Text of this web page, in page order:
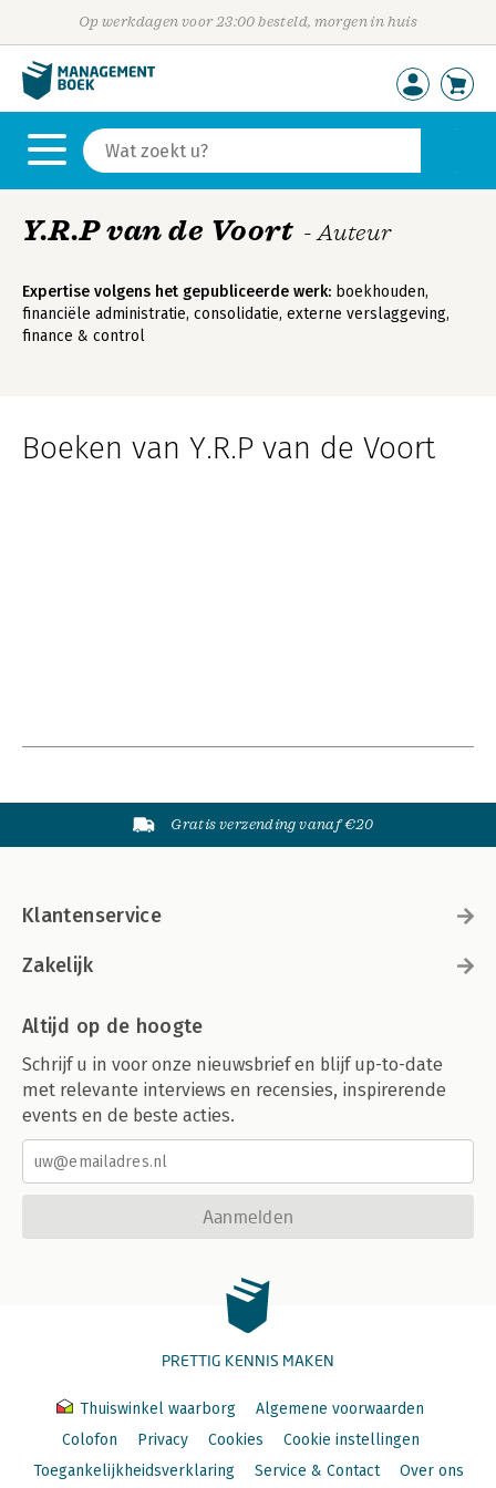
Op werkdagen voor 23:00 besteld, morgen in huis
Y.R.P van de Voort - Auteur
Expertise volgens het gepubliceerde werk: boekhouden,
financiële administratie, consolidatie, externe verslaggeving,
finance & control
Boeken van Y.R.P van de Voort
Gratis verzending vanaf €20
Klantenservice
Zakelijk
Altijd op de hoogte
Schrijf u in voor onze nieuwsbrief en blijf up-to-date
met relevante interviews en recensies, inspirerende
events en de beste acties.
Aanmelden
PRETTIG KENNIS MAKEN
Thuiswinkel waarborg
Algemene voorwaarden
Colofon
Privacy Cookies
Cookie instellingen
Toegankelijkheidsverklaring
Service & Contact Over ons